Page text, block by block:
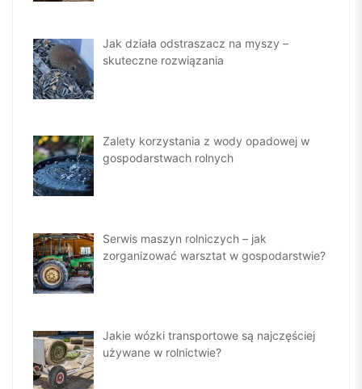
Jak działa odstraszacz na myszy –
skuteczne rozwiązania
Zalety korzystania z wody opadowej w
gospodarstwach rolnych
Serwis maszyn rolniczych – jak
zorganizować warsztat w gospodarstwie?
Jakie wózki transportowe są najczęściej
używane w rolnictwie?